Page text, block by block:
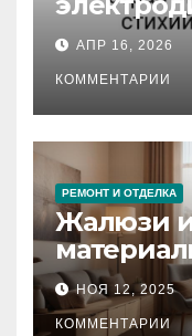
влияние
тезауруса
АПР 16, 2026
КОММЕНТАРИИ
РЕМОНТ И ОТДЕЛКА
Жалюзи
НОЯ 12, 2025
КОММЕНТАРИИ